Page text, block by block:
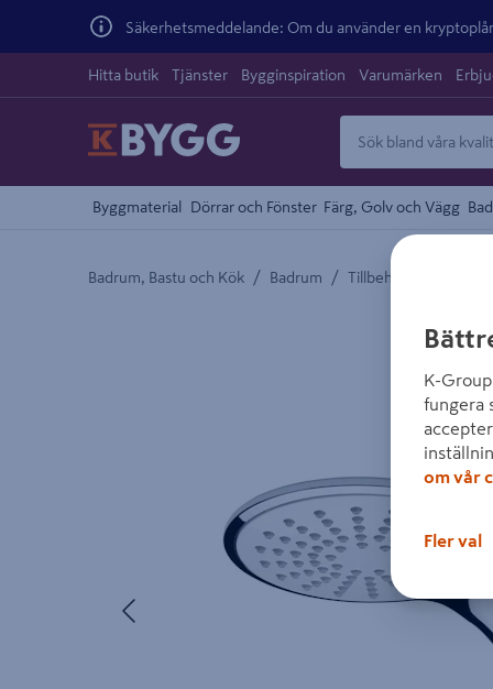
Säkerhetsmeddelande: Om du använder en
Hitta butik Tjänster Bygginspiration Varumärken
Byggmaterial Dörrar och Fönster Färg, Golv och Vägg
Badrum, Bastu och Kök / Badrum / Tillbehör Badrum
K-
fungera
om vår
Fler val